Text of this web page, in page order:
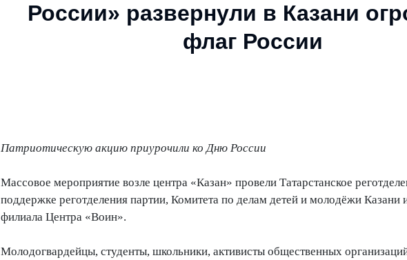
России» развернули в Казани
флаг России
Патриотическую акцию приурочили ко Дню России
Массовое мероприятие возле центра «Казан» провели Татарстанское
поддержке реготделения партии, Комитета по делам детей и молодёжи Казани
филиала Центра «Воин».
Молодогвардейцы, студенты, школьники, активисты общественных